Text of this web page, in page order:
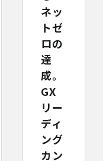
ネッ
トゼ
ロの
達
成。
GX
リー
ディ
ング
カン